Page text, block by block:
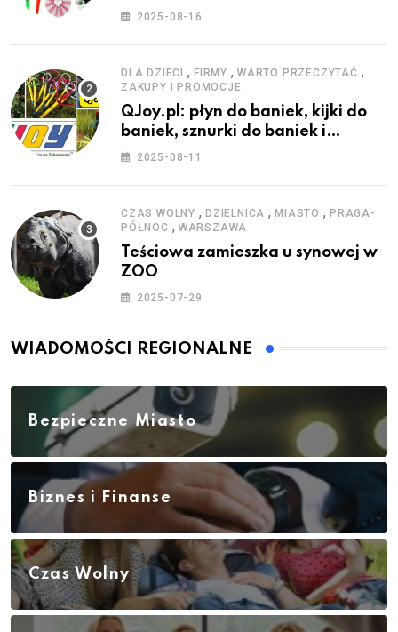
stroje i akcesoria dla animatorów
2025-08-16
DLA DZIECI , FIRMY , WARTO PRZECZYTAĆ ,
ZAKUPY I PROMOCJE
QJoy.pl: płyn do baniek, kijki do
baniek, sznurki do baniek i
zestawy do baniek
2025-08-11
CZAS WOLNY , DZIELNICA ,MIASTO ,PRAGA-
PÓŁNOC , WARSZAWA
Teściowa zamieszka u synowej w
ZOO
2025-07-29
WIADOMOŚCI REGIONALNE
Bezpieczne Miasto
Biznes i Finanse
Czas Wolny